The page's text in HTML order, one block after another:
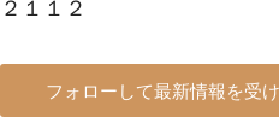
２１１２
フォローして最新情報を受